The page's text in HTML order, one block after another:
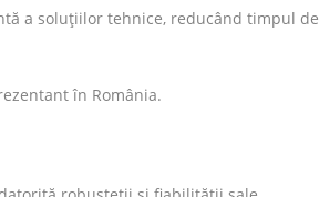
a soluțiilor tehnice, reducând timpul de
în România.